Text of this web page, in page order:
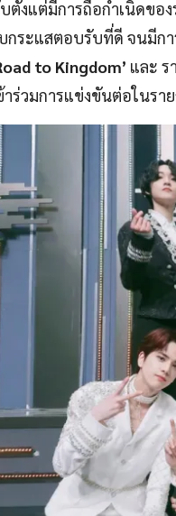
ตั้งแต่มีการถือกำเนิดของ
กระแสตอบรับที่ดี จนมีกา
to Kingdom’ และ ร
าร่วมการแข่งขันต่อในรา